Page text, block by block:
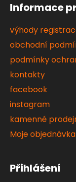
Informace
výhody
obchodní
podmínky
kontakty
facebook
instagram
kamenné
Moje objednávka
Přihlášení